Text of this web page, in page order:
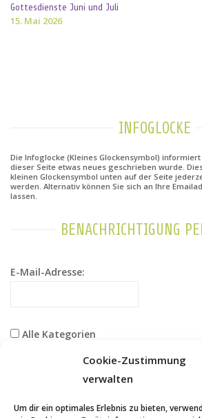
Cookie-Zustimmung
verwalten
Um dir ein optimales Erlebnis zu bieten,
Gottesdienste Juni und Juli
15. Mai 2026
INFOGLOCKE
Die Infoglocke (Kleines Glockensymbol)
dieser Seite etwas neues geschrieben wurde.
kleinen Glockensymbol unten auf der Seite
werden. Alternativ können Sie sich an Ihre
lassen.
BENACHRICHTIGUNG
E-Mail-Adresse:
Alle Kategorien
Kirche Werth